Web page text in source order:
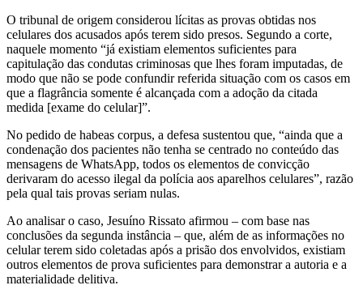
O tribunal de origem considerou lícitas as provas obtidas nos
celulares dos acusados após terem sido presos. Segundo a corte,
naquele momento “já existiam elementos suficientes para
capitulação das condutas criminosas que lhes foram imputadas, de
modo que não se pode confundir referida situação com os casos em
que a flagrância somente é alcançada com a adoção da citada
medida [exame do celular]”.
No pedido de habeas corpus, a defesa sustentou que, “ainda que a
condenação dos pacientes não tenha se centrado no conteúdo das
mensagens de WhatsApp, todos os elementos de convicção
derivaram do acesso ilegal da polícia aos aparelhos celulares”, razão
pela qual tais provas seriam nulas.
Ao analisar o caso, Jesuíno Rissato afirmou – com base nas
conclusões da segunda instância – que, além de as informações no
celular terem sido coletadas após a prisão dos envolvidos, existiam
outros elementos de prova suficientes para demonstrar a autoria e a
materialidade delitiva.